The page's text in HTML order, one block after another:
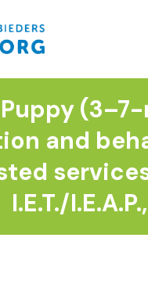
Puppy
and
I.E.T./